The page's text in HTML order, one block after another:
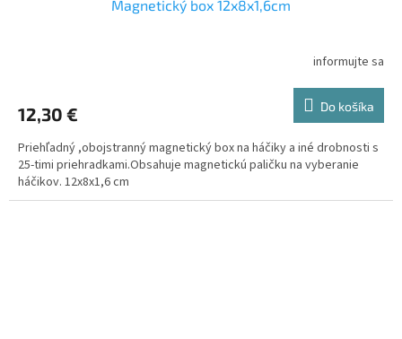
Magnetický box 12x8x1,6cm
informujte sa
12,30 € Do košíka
Priehľadný ,obojstranný magnetický box na háčiky a iné drobnosti s
25-timi priehradkami.Obsahuje magnetickú paličku na vyberanie
háčikov. 12x8x1,6 cm